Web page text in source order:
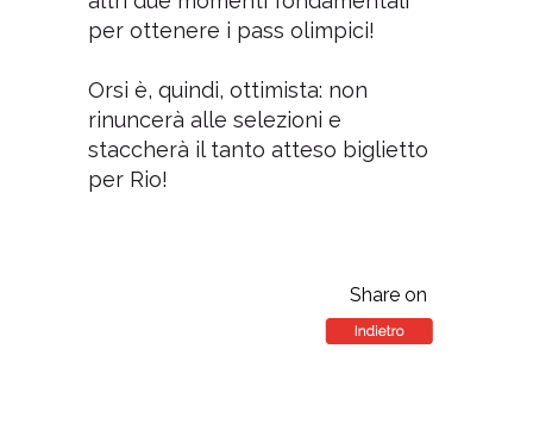
per ottenere i pass olimpici!
Orsi è, quindi, ottimista: non
rinuncerà alle selezioni e
staccherà il tanto atteso biglietto
per Rio!
Share on